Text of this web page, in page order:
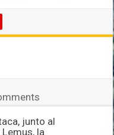
junto al
la